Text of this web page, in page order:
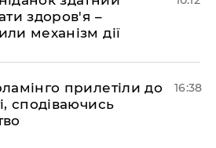
здоров'я –
механізм дії
прилетіли до
сподіваючись
16:38